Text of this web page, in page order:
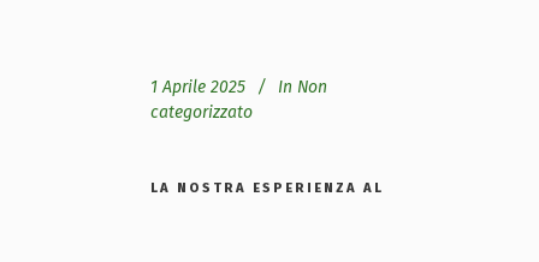
1 Aprile 2025 In Non
categorizzato
LA NOSTRA ESPERIENZA AL